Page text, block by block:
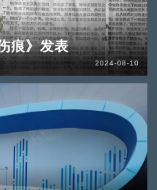
痕》发表
2024-08-10